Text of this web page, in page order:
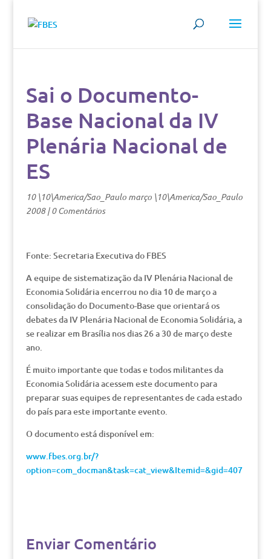
Sai o Documento-
Base Nacional da IV
Plenária Nacional de
ES
10 \10\America/Sao_Paulo março \10\America/Sao_Paulo
2008|0 Comentários
Fonte: Secretaria Executiva do FBES
A equipe de sistematização da IV Plenária Nacional de
Economia Solidária encerrou no dia 10 de março a
consolidação do Documento-Base que orientará os
debates da IV Plenária Nacional de Economia Solidária, a
se realizar em Brasília nos dias 26 a 30 de março deste
ano.
É muito importante que todas e todos militantes da
Economia Solidária acessem este documento para
preparar suas equipes de representantes de cada estado
do país para este importante evento.
O documento está disponível em:
www.fbes.org.br/?
option=com_docman&task=cat_view&Itemid=&gid=407
Enviar Comentário